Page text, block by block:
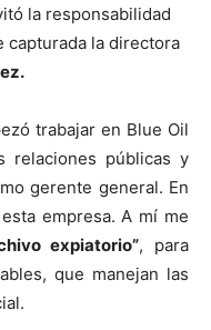
la responsabilidad
la directora
trabajar en Blue Oil
relaciones públicas y
gerente general. En
empresa. A mí me
expiatorio”, para
que manejan las